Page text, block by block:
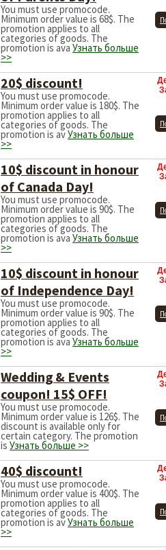
You must use promocode.
Minimum order value is 68$. The
promotion applies to all
categories of goods. The
promotion is ava Узнать больше
>>
20$ discount!
You must use promocode.
Minimum order value is 180$. The
promotion applies to all
categories of goods. The
promotion is avУзнать больше
>>
10$ discount in honour
of Canada Day!
You must use promocode.
Minimum order value is 90$. The
promotion applies to all
categories of goods. The
promotion is ava Узнать больше
>>
10$ discount in honour
of Independence Day!
You must use promocode.
Minimum order value is 90$. The
promotion applies to all
categories of goods. The
promotion is ava Узнать больше
>>
Wedding & Events
coupon! 15$ OFF!
You must use promocode.
Minimum order value is 126$. The
discount is available only for
certain category. The promotion
is Узнать больше >>
40$ discount!
You must use promocode.
Minimum order value is 400$. The
promotion applies to all
categories of goods. The
promotion is avУзнать больше
>>